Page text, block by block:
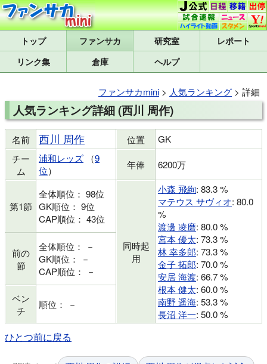
トップ 研究室
レポート
リンク集
倉庫 ヘルプ
ファンサカmini > 人気ランキング > 詳細
人気ランキング詳細 (西川 周作)
名前 西川 周作 位置
GK
チー
ム
浦和レッズ （9
位） 年俸 6200万
第1節
全体順位： 98位
GK順位： 9位
CAP順位： 43位
同時起
用
小森 飛絢: 83.3 %
マテウス サヴィオ: 80.0
%
渡邊 凌磨: 80.0 %
宮本 優太: 73.3 %
林 幸多郎: 73.3 %
金子 拓郎: 70.0 %
安居 海渡: 66.7 %
根本 健太: 60.0 %
南野 遥海: 53.3 %
長沼 洋一: 50.0 %
前の
節
全体順位： －
GK順位： －
CAP順位： －
ベン
チ
順位： －
ひとつ前に戻る